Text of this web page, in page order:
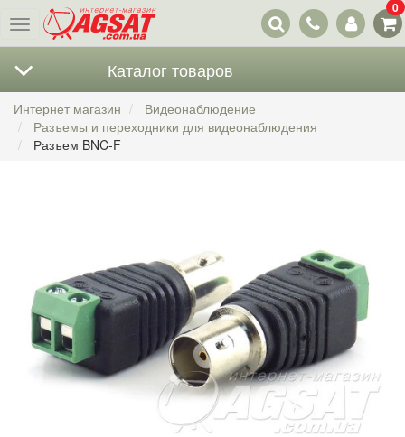
Меню
Наши
контакты
0
Каталог товаров
Интернет магазин
Видеонаблюдение
Разъемы и переходники для видеонаблюдения
Разъем BNC-F